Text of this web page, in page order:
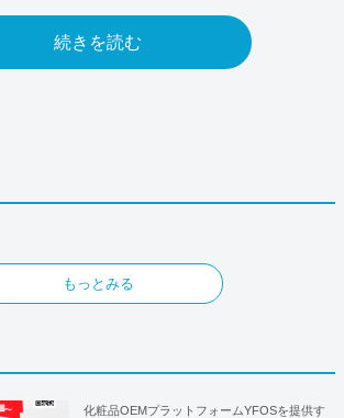
続きを読む
もっとみる
化粧品OEMプラットフォームYFOSを提供す